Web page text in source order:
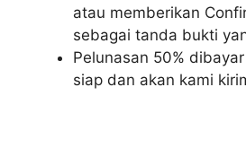
atau memberikan
sebagai tanda bukti
Pelunasan 50%
siap dan akan kami